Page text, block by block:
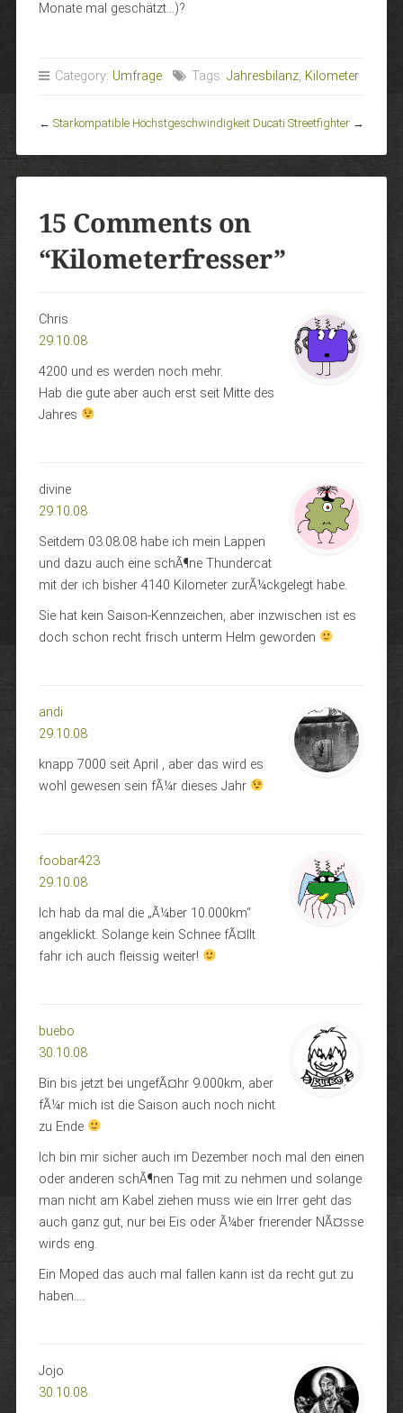
Monate mal geschätzt…)?
Category: Umfrage Tags: Jahresbilanz, Kilometer
← Starkompatible Höchstgeschwindigkeit Ducati Streetfighter →
15 Comments on
“Kilometerfresser”
Chris
29.10.08
4200 und es werden noch mehr.
Hab die gute aber auch erst seit Mitte des
Jahres
divine
29.10.08
Seitdem 03.08.08 habe ich mein Lappen
und dazu auch eine schÃ¶ne Thundercat
mit der ich bisher 4140 Kilometer zurÃ¼ckgelegt habe.
Sie hat kein Saison-Kennzeichen, aber inzwischen ist es
doch schon recht frisch unterm Helm geworden
andi
29.10.08
knapp 7000 seit April , aber das wird es
wohl gewesen sein fÃ¼r dieses Jahr
foobar423
29.10.08
Ich hab da mal die „Ã¼ber 10.000km“
angeklickt. Solange kein Schnee fÃ¤llt
fahr ich auch fleissig weiter!
buebo
30.10.08
Bin bis jetzt bei ungefÃ¤hr 9.000km, aber
fÃ¼r mich ist die Saison auch noch nicht
zu Ende
Ich bin mir sicher auch im Dezember noch mal den einen
oder anderen schÃ¶nen Tag mit zu nehmen und solange
man nicht am Kabel ziehen muss wie ein Irrer geht das
auch ganz gut, nur bei Eis oder Ã¼ber frierender NÃ¤sse
wirds eng.
Ein Moped das auch mal fallen kann ist da recht gut zu
haben….
Jojo
30.10.08